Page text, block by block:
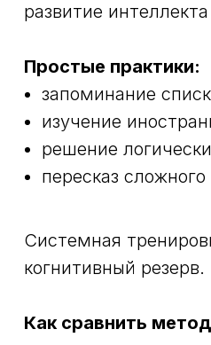
развитие
Простые практики:
запоминание
изучение
решение
пересказ
Системная
когнитивный резерв.
Как сравнить